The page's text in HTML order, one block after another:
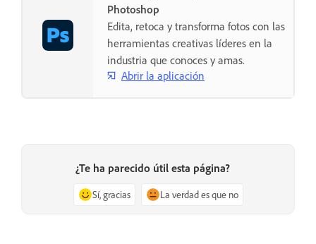
Photoshop
Edita, retoca y transforma fotos con las
herramientas creativas líderes en la
industria que conoces y amas.
Abrir la aplicación
¿Te ha parecido útil esta página?
Sí, gracias La verdad es que no